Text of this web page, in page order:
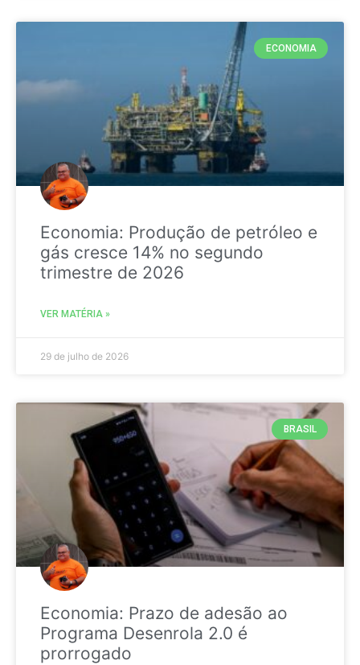
ECONOMIA
Economia: Produção de petróleo e
gás cresce 14% no segundo
trimestre de 2026
VER MATÉRIA »
29 de julho de 2026
BRASIL
Economia: Prazo de adesão ao
Programa Desenrola 2.0 é
prorrogado